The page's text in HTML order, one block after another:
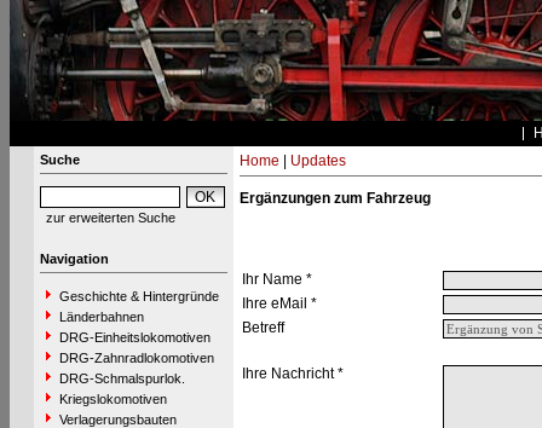
Suche
zur erweiterten Suche
Navigation
Geschichte & Hintergründe
Länderbahnen
DRG-Einheitslokomotiven
DRG-Zahnradlokomotiven
DRG-Schmalspurlok.
Kriegslokomotiven
Verlagerungsbauten
Home Updates
Ergänzungen zum Fahrzeug
Ihr Name *
Ihre eMail *
Betreff
Ihre Nachricht *